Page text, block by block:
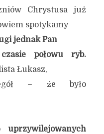
Chrystusa już
spotykamy
jednak Pan
połowu ryb.
Łukasz,
– że było
uprzywilejowanych